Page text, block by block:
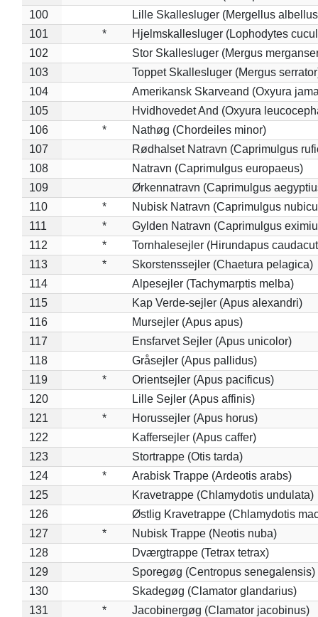
100
Lille Skallesluger (Mergellus
101
*
Hjelmskallesluger (Lophodytes
102
Stor Skallesluger (Mergus
103
Toppet Skallesluger (Mergus
104
Amerikansk Skarveand (Oxyura
105
Hvidhovedet And (Oxyura
106
*
Nathøg (Chordeiles minor)
107
Rødhalset Natravn (Caprimulgus
108
Natravn (Caprimulgus europaeus)
109
Ørkennatravn (Caprimulgus
110
*
Nubisk Natravn (Caprimulgus
111
*
Gylden Natravn (Caprimulgus
112
*
Tornhalesejler (Hirundapus
113
*
Skorstenssejler (Chaetura pelagica)
114
Alpesejler (Tachymarptis melba)
115
Kap Verde-sejler (Apus alexandri)
116
Mursejler (Apus apus)
117
Ensfarvet Sejler (Apus unicolor)
118
Gråsejler (Apus pallidus)
119
*
Orientsejler (Apus pacificus)
120
Lille Sejler (Apus affinis)
121
*
Horussejler (Apus horus)
122
Kaffersejler (Apus caffer)
123
Stortrappe (Otis tarda)
124
*
Arabisk Trappe (Ardeotis arabs)
125
Kravetrappe (Chlamydotis undulata)
126
Østlig Kravetrappe (Chlamydotis
127
*
Nubisk Trappe (Neotis nuba)
128
Dværgtrappe (Tetrax tetrax)
129
Sporegøg (Centropus senegalensis)
130
Skadegøg (Clamator glandarius)
131
*
Jacobinergøg (Clamator jacobinus)